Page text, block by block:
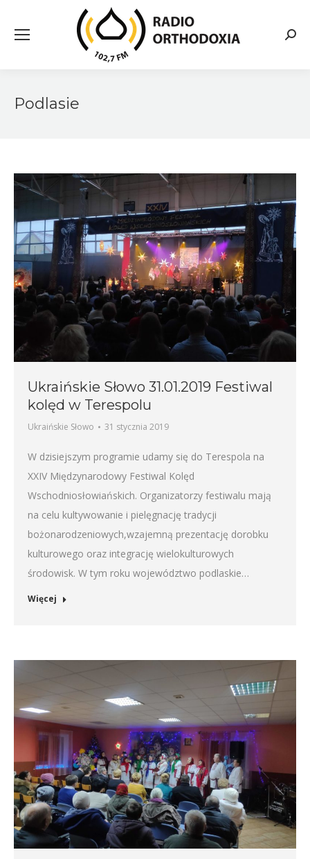
Podlasie
Ukraińskie Słowo 31.01.2019 Festiwal
kolęd w Terespolu
Ukraińskie Słowo 31 stycznia 2019
W dzisiejszym programie udamy się do Terespola na
XXIV Międzynarodowy Festiwal Kolęd
Wschodniosłowiańskich. Organizatorzy festiwalu mają
na celu kultywowanie i pielęgnację tradycji
bożonarodzeniowych,wzajemną prezentację dorobku
kulturowego oraz integrację wielokulturowych
środowisk. W tym roku województwo podlaskie…
Więcej